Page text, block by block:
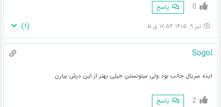
0 پاسخ
تیر ۹, ۱۴۰۵ ۱۲:۵۴ ق.ظ (
1
)
Sogol
ایده سریال جالب بود ولی میتونستن خیلی بهتر از این درش بیارن
2 پاسخ